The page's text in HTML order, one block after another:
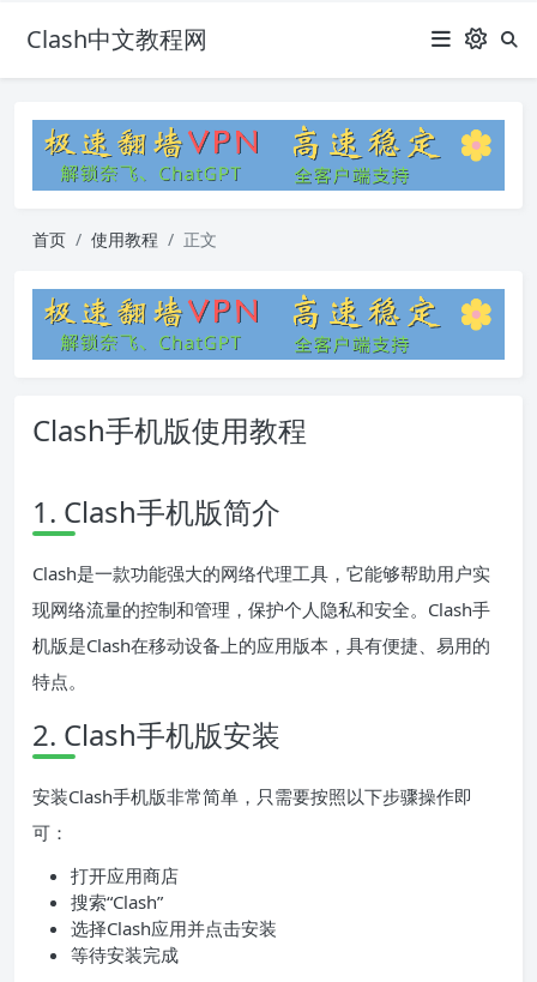
Clash中文教程网
首页 使用教程 正文
Clash手机版使用教程
1. Clash手机版简介
Clash是一款功能强大的网络代理工具，它能够帮助用户实
现网络流量的控制和管理，保护个人隐私和安全。Clash手
机版是Clash在移动设备上的应用版本，具有便捷、易用的
特点。
2. Clash手机版安装
安装Clash手机版非常简单，只需要按照以下步骤操作即
可：
打开应用商店
搜索“Clash”
选择Clash应用并点击安装
等待安装完成